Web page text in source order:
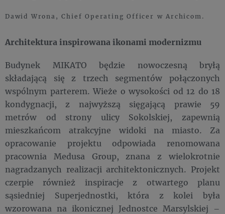
Dawid Wrona, Chief Operating Officer w Archicom.
Architektura inspirowana ikonami modernizmu
Budynek MIKATO będzie nowoczesną bryłą
składającą się z trzech segmentów połączonych
wspólnym parterem. Wieże o wysokości od 12 do 18
kondygnacji, z najwyższą sięgającą prawie 59
metrów od strony ulicy Sokolskiej, zapewnią
mieszkańcom atrakcyjne widoki na miasto. Za
opracowanie projektu odpowiada renomowana
pracownia Medusa Group, znana z wielokrotnie
nagradzanych realizacji architektonicznych. Projekt
czerpie również inspiracje z otwartego planu
sąsiedniej Superjednostki, która z kolei była
wzorowana na ikonicznej Jednostce Marsylskiej –